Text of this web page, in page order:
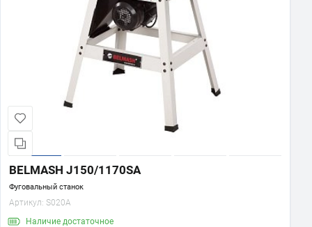
BELMASH J150/1170SA
Фуговальный станок
Артикул: S020A
Наличие достаточное